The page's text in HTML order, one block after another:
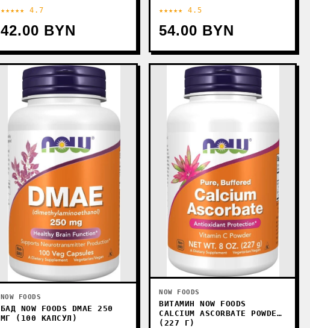
★★★★★ 4.7
42.00 BYN
★★★★★ 4.5
54.00 BYN
NOW FOODS
БАД NOW FOODS DMAE 250
МГ (100 КАПСУЛ)
NOW FOODS
ВИТАМИН NOW FOODS
CALCIUM ASCORBATE POWDER
(227 Г)